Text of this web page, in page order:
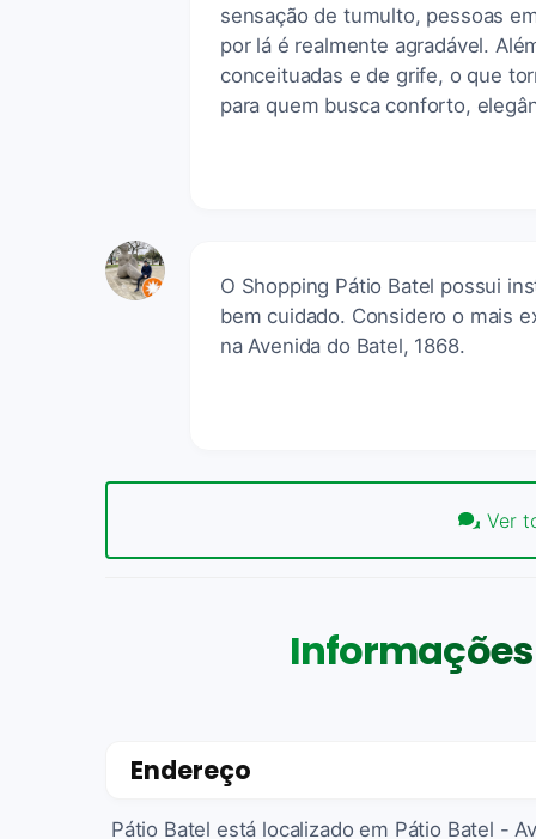
sensação de tumulto, pessoas
por lá é realmente agradável.
conceituadas e de grife, o que
para quem busca conforto,
O Shopping Pátio Batel possui
bem cuidado. Considero o mais
na Avenida do Batel, 1868.
Ver
Endereço
Pátio Batel está localizado em Pátio Batel -